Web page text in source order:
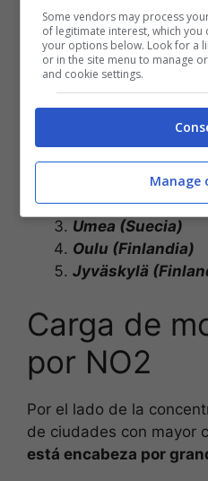
Lo llamativo de este
11 ciudades entre las
de carga de mortalidad
En el otro extremo, el
menor carga de
Reikiavik
Tromsø
Umea (Suecia)
Oulu (Finlandia)
Jyväskylä
Carga de
por NO2
Por el lado de la
de ciudades con mayor
está encabeza por
Some vendors may process
of legitimate interest, which
your options below. Look for a
or in the site menu to manage
and cookie settings.
Manage